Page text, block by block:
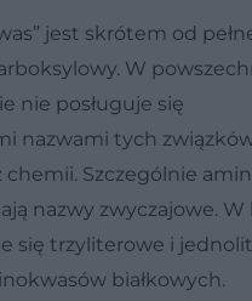
jest skrótem od
W
nie posługuje się
nazwami tych
Szczególnie
nazwy zwyczajowe. W
się trzyliterowe i
białkowych.